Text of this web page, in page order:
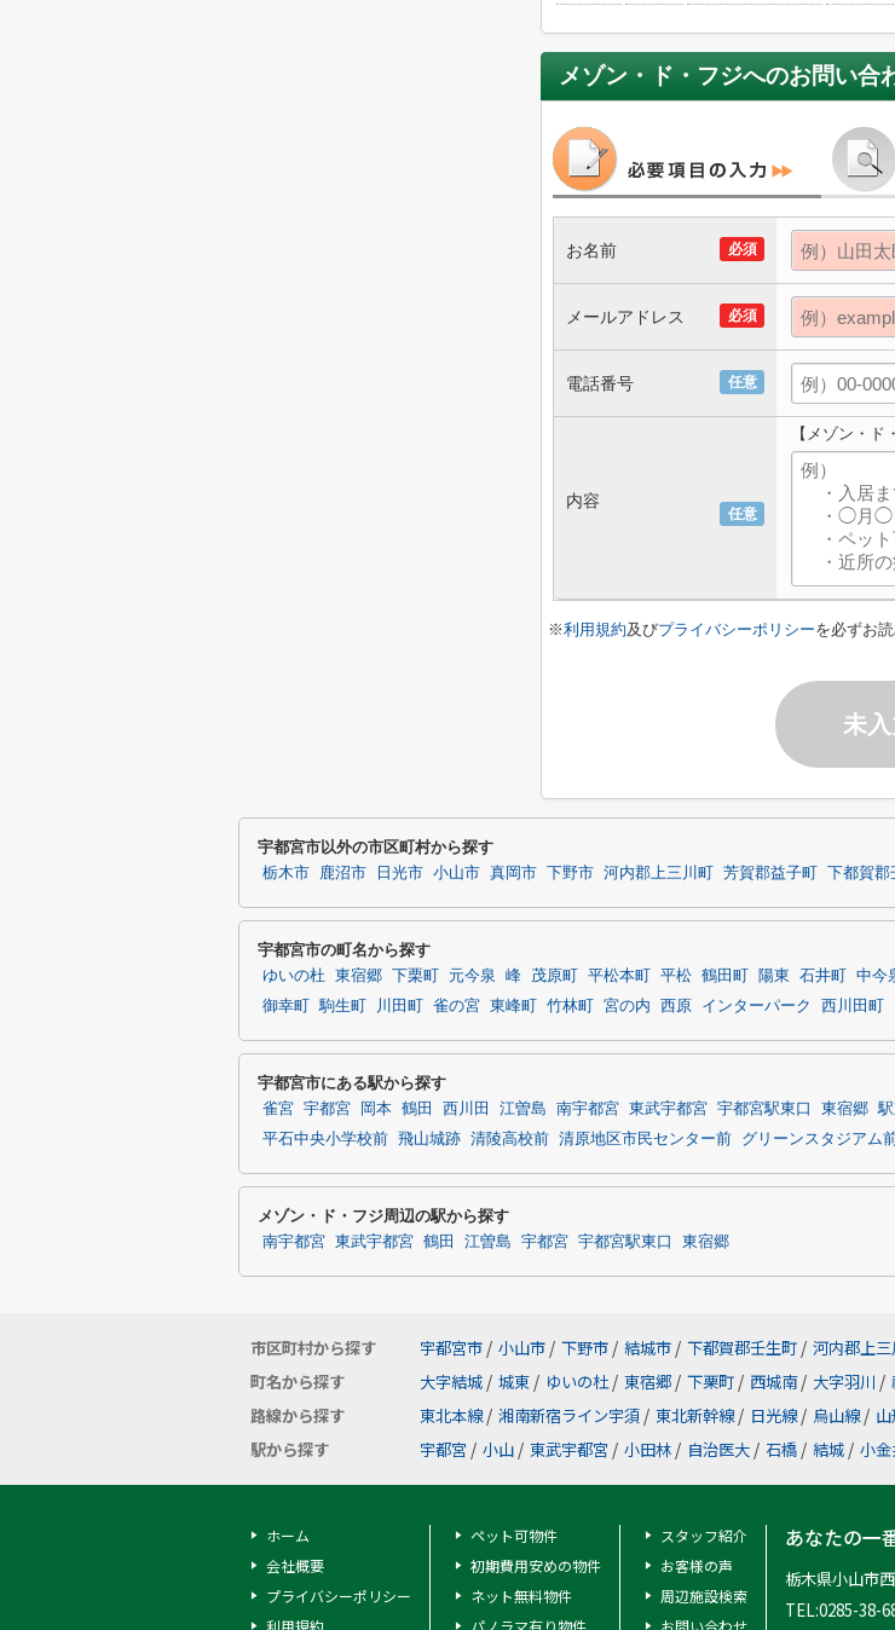
メゾン・ド・フジへのお問い合
必須
お名前
必須
メールアドレス
任意
電話番号
任意
内容
【メゾン・ド
※利用規約及びプライバシーポリシーを必ずお
未
宇都宮市以外の市区町村から探す
栃木市 鹿沼市 日光市 小山市 真岡市 下野市 河内郡上三川町 芳賀郡益子町 下都賀郡
宇都宮市の町名から探す
ゆいの杜 東宿郷 下栗町 元今泉 峰 茂原町 平松本町 平松 鶴田町 陽東 石井町 中今
御幸町
駒生町 川田町 雀の宮 東峰町 竹林町 宮の内 西原 インターパーク 西川田町
宇都宮市にある駅から探す
雀宮 宇都宮 岡本 鶴田 西川田 江曽島 南宇都宮 東武宇都宮 宇都宮駅東口 東宿郷
平石中央小学校前 飛山城跡 清陵高校前 清原地区市民センター前 グリーンスタジアム
メゾン・ド・フジ周辺の駅から探す
南宇都宮 東武宇都宮 鶴田 江曽島 宇都宮 宇都宮駅東口 東宿郷
市区町村から探す 宇都宮市 / 小山市 / 下野市 / 結城市 / 下都賀郡壬生町 / 河内郡上
町名から探す
大字結城 / 城東 / ゆいの杜 / 東宿郷 / 下栗町 / 西城南 / 大字羽川 /
路線から探す
東北本線 / 湘南新宿ライン宇須 / 東北新幹線 / 日光線 / 烏山線 /
駅から探す
宇都宮 / 小山 / 東武宇都宮 / 小田林 / 自治医大 / 石橋 / 結城 / 小
ホーム
会社概要
プライバシーポリシー
利用規約
ペット可物件
初期費用安めの物件
ネット無料物件
パノラマ有り物件
スタッフ紹介
お客様の声
周辺施設検索
お問い合わせ
あなたの一
栃木県小山市
TEL:0285-38-